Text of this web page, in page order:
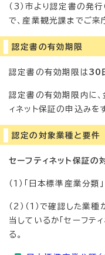
（3）市より認定書の発
で、産業観光課までご来
認定書の有効期限
認定書の有効期限は 30
認定書の有効期限内に
ィネット保証の申込みを
認定の対象業種と要件
セーフティネット保証の
（1）「日本標準産業分類
（2）（1）で確認した業
当しているか「セーフテ
る。